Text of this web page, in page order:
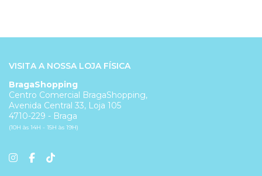
VISITA A NOSSA LOJA FÍSICA
BragaShopping
Centro Comercial BragaShopping,
Avenida Central 33, Loja 105
4710-229 - Braga
(10H às 14H - 15H às 19H)